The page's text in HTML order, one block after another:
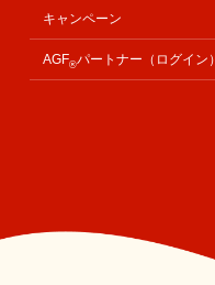
キャンペーン
AGF®パートナー（ログイン）